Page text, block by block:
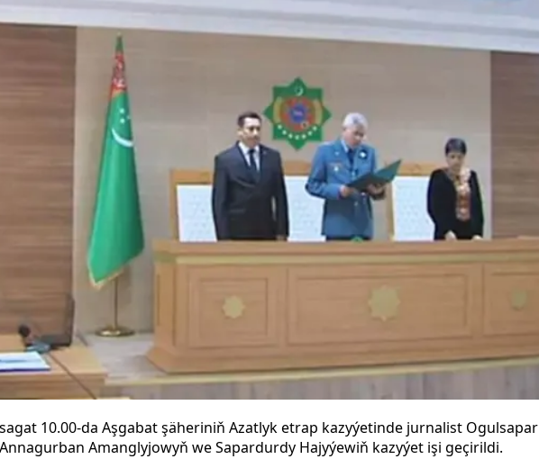
10.00-da Aşgabat şäheriniň Azatlyk etrap kazyýetinde jurnalist Ogulsapar
Amanglyjowyň we Sapardurdy Hajyýewiň kazyýet işi geçirildi.